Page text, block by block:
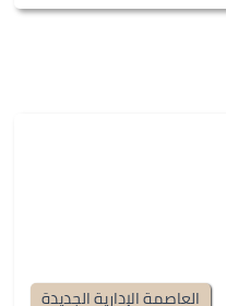
العاصمة الإدارية الجديدة